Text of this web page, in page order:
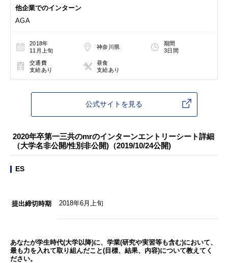
他企業でのインターン
AGA
2018年
11月上旬
神奈川県
期間
3日間
交通費
支給あり
昼食
支給あり
公式サイトを見る
2020年卒第一三共のmrのインターンエントリーシート詳細
（大学名非公開/性別非公開)（2019/10/24公開)
ES
提出締切時期 2018年6月上旬
あなたが学生時代(大学以降)に、学業(研究や実習等も含む)において、
最も力を入れて取り組んだこと(目標、結果、内容)について教えてく
ださい。